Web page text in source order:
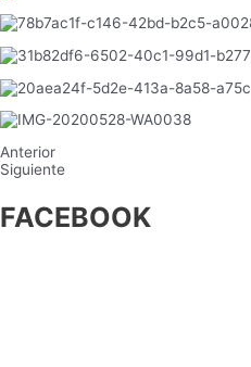
Anterior
Siguiente
FACEBOOK